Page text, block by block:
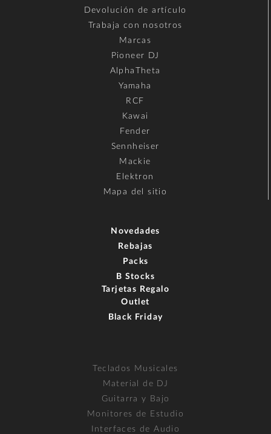
Devolución de artículo
Trabaja con nosotros
Marcas
Pioneer DJ
AlphaTheta
Yamaha
RCF
Kawai
Fender
Sennheiser
Mackie
Elektron
Mapa del sitio
Novedades
Rebajas
Packs
B Stocks
Tarjetas Regalo
Outlet
Black Friday
Teclados Musicales
Material de DJ
Guitarra y Bajo
Monitores de Estudio
Interfaces de Audio